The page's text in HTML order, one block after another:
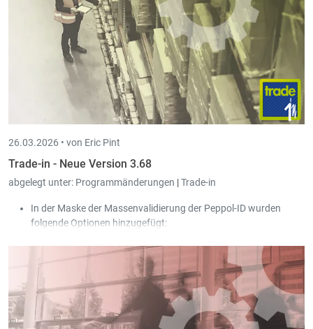
26.03.2026 • von Eric Pint
Trade-in - Neue Version 3.68
abgelegt unter: Programmänderungen |Trade-in
In der Maske der Massenvalidierung der Peppol-ID wurden
folgende Optionen hinzugefügt:
Einstellungen bei bereits bestehenden Peppol-Kunden